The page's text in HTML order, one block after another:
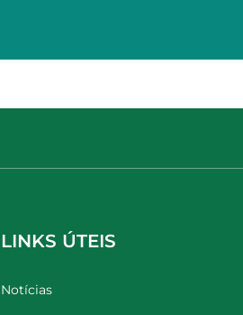
LINKS ÚTEIS
Notícias